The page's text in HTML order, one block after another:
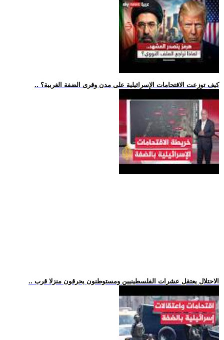
.. كيف توزعت الاقتحامات الإسرائيلية على مدن وقرى الضفة الغربية؟
.. الاحتلال يعتقل عشرات الفلسطينيين ومستوطنون يحرقون منزلا قرب